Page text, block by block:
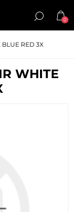
0
BLUE RED 3X
WHITE